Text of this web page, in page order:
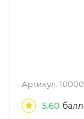
Артикул:
5.60